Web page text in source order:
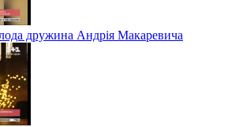
дружина Андрія Макаревича